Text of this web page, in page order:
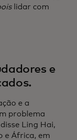
lidar com
e
e a
problema
Ling Hai,
e África, em